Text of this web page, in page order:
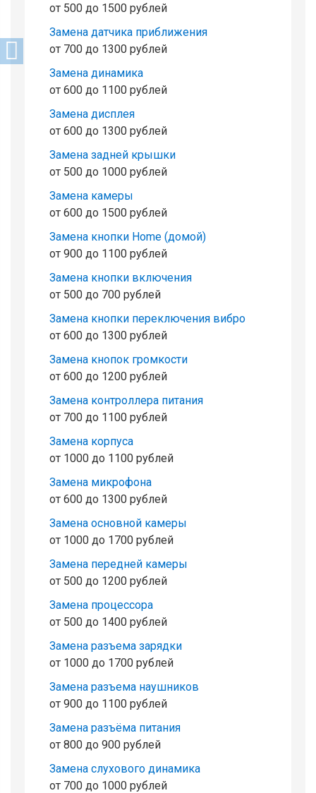
от 500 до 1500 рублей
Замена датчика приближения
от 700 до 1300 рублей
Замена динамика
от 600 до 1100 рублей
Замена дисплея
от 600 до 1300 рублей
Замена задней крышки
от 500 до 1000 рублей
Замена камеры
от 600 до 1500 рублей
Замена кнопки Home (домой)
от 900 до 1100 рублей
Замена кнопки включения
от 500 до 700 рублей
Замена кнопки переключения вибро
от 600 до 1300 рублей
Замена кнопок громкости
от 600 до 1200 рублей
Замена контроллера питания
от 700 до 1100 рублей
Замена корпуса
от 1000 до 1100 рублей
Замена микрофона
от 600 до 1300 рублей
Замена основной камеры
от 1000 до 1700 рублей
Замена передней камеры
от 500 до 1200 рублей
Замена процессора
от 500 до 1400 рублей
Замена разъема зарядки
от 1000 до 1700 рублей
Замена разъема наушников
от 900 до 1100 рублей
Замена разъёма питания
от 800 до 900 рублей
Замена слухового динамика
от 700 до 1000 рублей